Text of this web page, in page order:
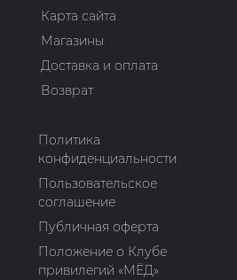
Карта сайта
Магазины
Доставка и оплата
Возврат
Политика
конфиденциальности
Пользовательское
соглашение
Публичная оферта
Положение о Клубе
привилегий «МЁД»